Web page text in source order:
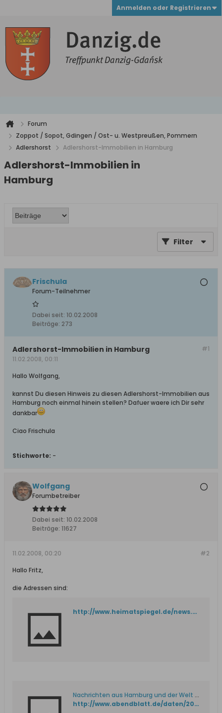
Anmelden oder Registrieren
Forum
Zoppot / Sopot, Gdingen / Ost- u. Westpreußen, Pommern
Adlershorst
Adlershorst-Immobilien in Hamburg
Adlershorst-Immobilien in
Hamburg
Filter
Frischula
Forum-Teilnehmer
Dabei seit: 10.02.2008
Beiträge: 273
#1
Adlershorst-Immobilien in Hamburg
11.02.2008, 00:11
Hallo Wolfgang,
kannst Du diesen Hinweis zu diesen Adlershorst-Immobilien aus
Hamburg noch einmal hinein stellen? Dafuer waere ich Dir sehr
dankbar
Ciao Frischula
Stichworte: -
Wolfgang
Forumbetreiber
Dabei seit: 10.02.2008
Beiträge: 11627
#2
11.02.2008, 00:20
Hallo Fritz,
die Adressen sind:
http://www.heimatspiegel.de/news.php?id=5689
Nachrichten aus Hamburg und der Welt - Hamburger Abendblatt
http://www.abendblatt.de/daten/2008/02/01/842964.html